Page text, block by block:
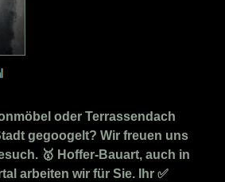
oder Terrassendach
gegoogelt? Wir freuen uns
🥇 Hoffer-Bauart, auch in
arbeiten wir für Sie. Ihr ✅